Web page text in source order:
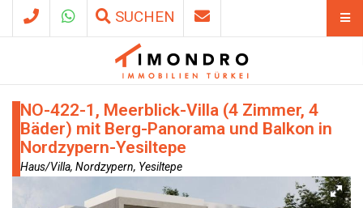
SUCHEN
NO-422-1, Meerblick-Villa (4 Zimmer, 4
Bäder) mit Berg-Panorama und Balkon in
Nordzypern-Yesiltepe
Haus/Villa, Nordzypern, Yesiltepe